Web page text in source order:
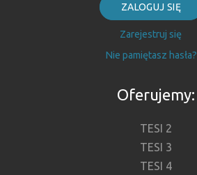
ZALOGUJ SIĘ
Zarejestruj się
Nie pamiętasz hasła?
Oferujemy:
TESI 2
TESI 3
TESI 4